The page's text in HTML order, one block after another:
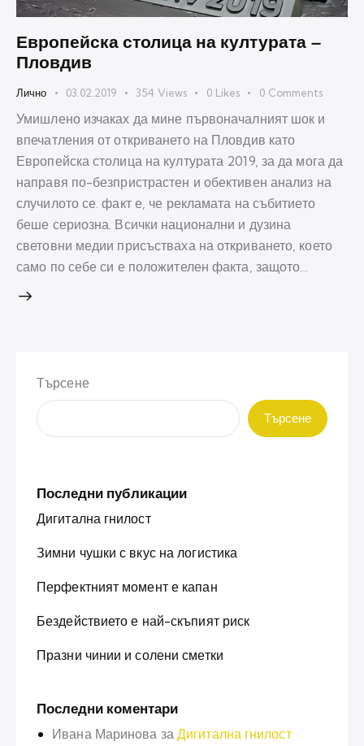
Европейска столица на културата –
Пловдив
Лично 03.02.2019 354 Views 0 Likes 0 Comments
Умишлено изчаках да мине първоначалният шок и
впечатления от откриването на Пловдив като
Европейска столица на културата 2019, за да мога да
направя по-безпристрастен и обективен анализ на
случилото се. факт е, че рекламата на събитието
беше сериозна. Всички национални и дузина
световни медии присъстваха на откриването, което
само по себе си е положителен факта, защото…
Търсене
Търсене
Последни публикации
Дигитална гнилост
Зимни чушки с вкус на логистика
Перфектният момент е капан
Бездействието е най-скъпият риск
Празни чинии и солени сметки
Последни коментари
Ивана Маринова за Дигитална гнилост